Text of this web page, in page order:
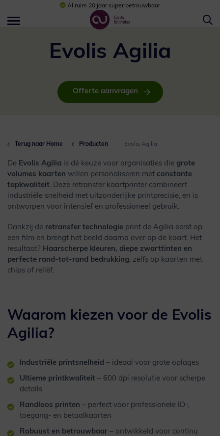
Al ruim 20 jaar super betrouwbaar
Evolis Agilia
Offerte aanvragen
Terug naar Home Producten Evolis Agilia
De Evolis Agilia is dé keuze voor organisaties die grote
volumes kaarten willen personaliseren met constante
topkwaliteit. Deze retransfer kaartprinter combineert
industriële snelheid met uitzonderlijke printprecisie, en is
ontworpen voor intensief en professioneel gebruik.
Dankzij de retransfer technologie print de Agilia eerst op
een film en brengt het beeld daarna over op de kaart. Het
resultaat? Haarscherpe kleuren, diepe zwarttinten en
perfecte rand-tot-rand bedrukking, zelfs op kaarten met
chips of reliëf.
Waarom kiezen voor de Evolis
Agilia?
Industriële printsnelheid – ideaal voor grote oplages
Ultieme printkwaliteit – 600 dpi resolutie voor scherpe
details
Randloos printen – perfect voor professionele ID-,
toegang- en betaalkaarten
Robuust en betrouwbaar – ontwikkeld voor continu